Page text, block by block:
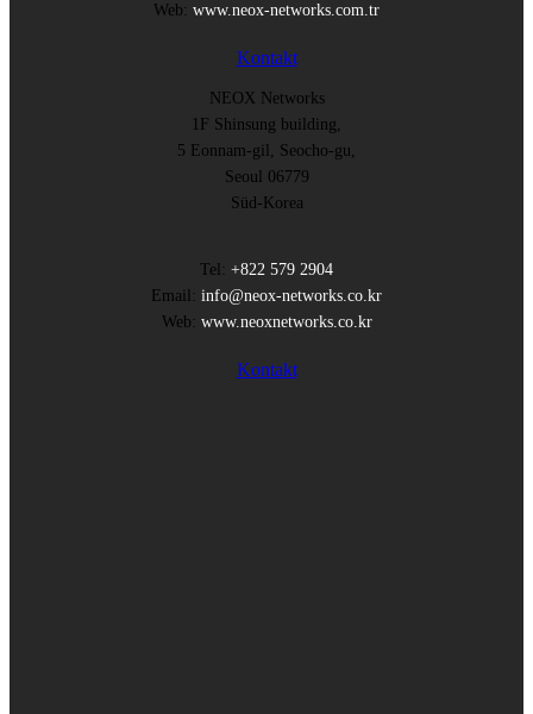
Web: www.neox-networks.com.tr
Kontakt
NEOX Networks
1F Shinsung building,
5 Eonnam-gil, Seocho-gu,
Seoul 06779
Süd-Korea
Tel: +822 579 2904
Email: info@neox-networks.co.kr
Web: www.neoxnetworks.co.kr
Kontakt